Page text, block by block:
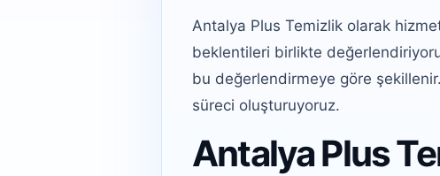
Antalya Plus Temizlik olarak
beklentileri birlikte
bu değerlendirmeye göre
süreci oluşturuyoruz.
Antalya Plus